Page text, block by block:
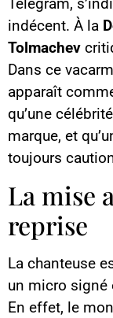
indécent. À la
Tolmachev
Dans ce
apparaît
qu’une
marque, et
toujours
La mise
reprise
La chanteuse
un micro signé
En effet, le